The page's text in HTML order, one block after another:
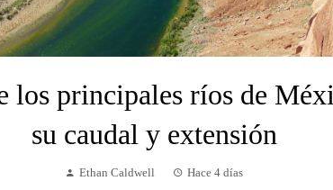
los principales ríos de
su caudal y extensión
Ethan Caldwell Hace 4 días